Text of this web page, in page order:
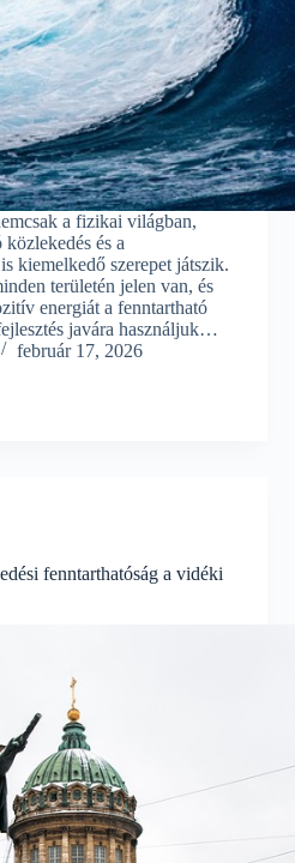
a fizikai világban,
és a
kiemelkedő szerepet játszik.
területén jelen van, és
energiát a fenntartható
javára használjuk…
február 17, 2026
fenntarthatóság a vidéki